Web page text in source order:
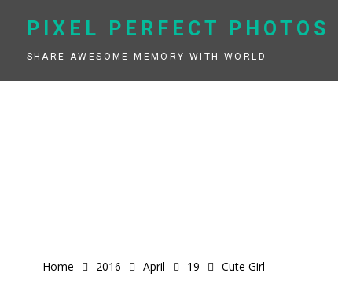
PIXEL PERFECT PHOTOS
SHARE AWESOME MEMORY WITH WORLD
Home 2016 April 19 Cute Girl